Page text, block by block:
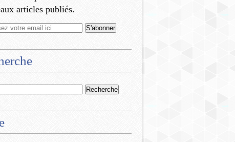
articles publiés.